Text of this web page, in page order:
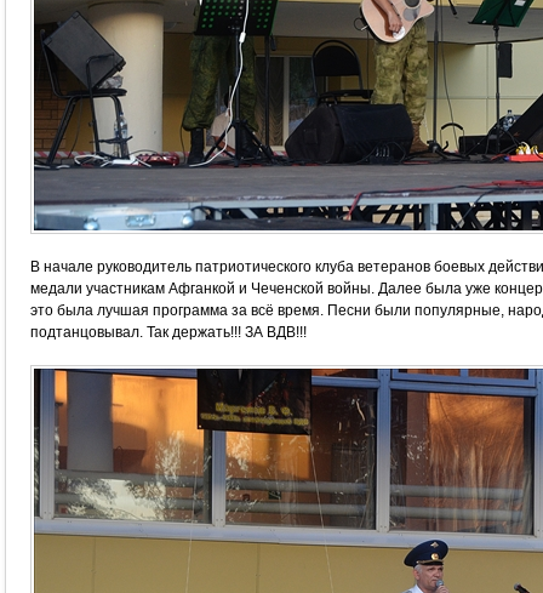
В начале руководитель патриотического клуба ветеранов боевых
медали участникам Афганкой и Чеченской войны. Далее была уже
это была лучшая программа за всё время. Песни были популярные,
подтанцовывал. Так держать!!! ЗА ВДВ!!!